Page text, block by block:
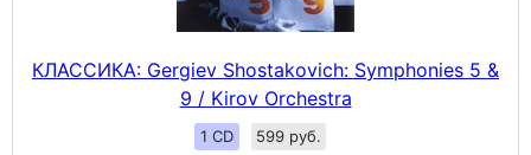
КЛАССИКА: Gergiev Shostakovich: Symphonies 5 &
9 / Kirov Orchestra
1 CD 599 руб.